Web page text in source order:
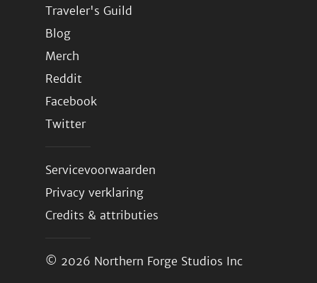
Traveler's Guild
Blog
Merch
Reddit
Facebook
Twitter
Servicevoorwaarden
Privacy verklaring
Credits & attributies
© 2026 Northern Forge Studios Inc